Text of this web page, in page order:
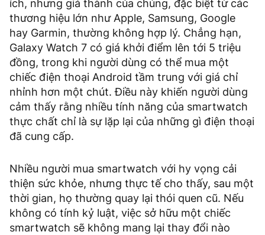
ích, nhưng giá thành của chúng, đặc biệt từ các
thương hiệu lớn như Apple, Samsung, Google
hay Garmin, thường không hợp lý. Chẳng hạn,
Galaxy Watch 7 có giá khởi điểm lên tới 5 triệu
đồng, trong khi người dùng có thể mua một
chiếc điện thoại Android tầm trung với giá chỉ
nhỉnh hơn một chút. Điều này khiến người dùng
cảm thấy rằng nhiều tính năng của smartwatch
thực chất chỉ là sự lặp lại của những gì điện thoại
đã cung cấp.
Nhiều người mua smartwatch với hy vọng cải
thiện sức khỏe, nhưng thực tế cho thấy, sau một
thời gian, họ thường quay lại thói quen cũ. Nếu
không có tính kỷ luật, việc sở hữu một chiếc
smartwatch sẽ không mang lại thay đổi nào